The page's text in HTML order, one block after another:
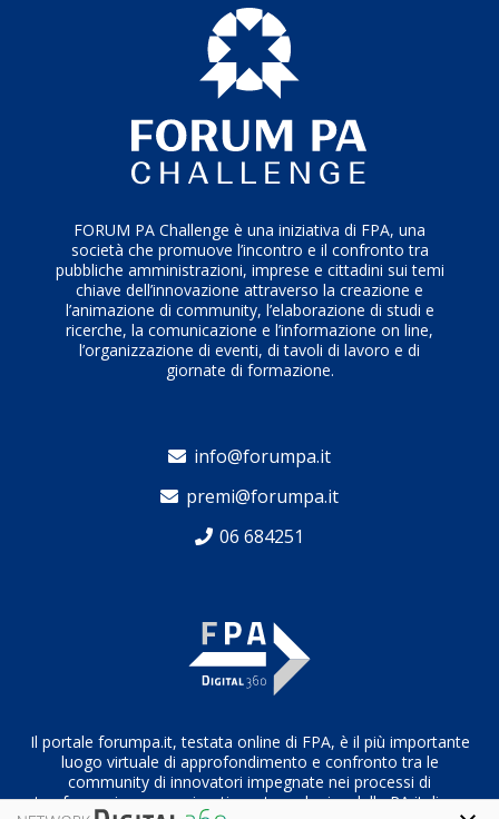
l’amministrazione in un luogo di lavoro moderno,
FORUM PA Challenge è una iniziativa di FPA, una
società che promuove l’incontro e il confronto tra
pubbliche amministrazioni, imprese e cittadini sui temi
chiave dell’innovazione attraverso la creazione e
l’animazione di community, l’elaborazione di studi e
ricerche, la comunicazione e l’informazione on line,
l’organizzazione di eventi, di tavoli di lavoro e di
giornate di formazione.
info@forumpa.it
premi@forumpa.it
06 684251
Il portale forumpa.it, testata online di FPA, è il più importante
luogo virtuale di approfondimento e confronto tra le
community di innovatori impegnate nei processi di
trasformazione organizzativa e tecnologica della PA italiana